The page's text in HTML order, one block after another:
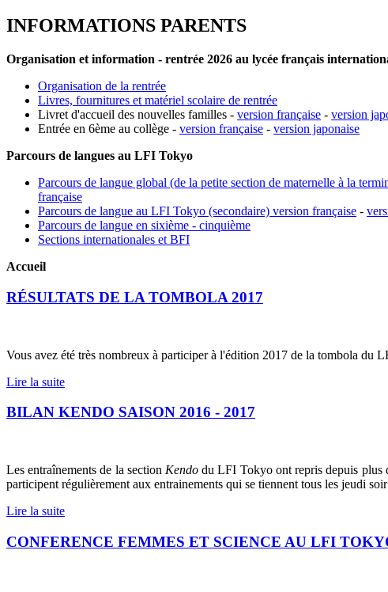
INFORMATIONS PARENTS
Organisation et information - rentrée 2026 au lycée français
Organisation de la rentrée
Livres, fournitures et matériel scolaire de rentrée
Livret d'accueil des nouvelles familles - version française - version
Entrée en 6ème au collège - version française - version japonaise
Parcours de langues au LFI Tokyo
Parcours de langue global (de la petite section de maternelle à la
française
Parcours de langue au LFI Tokyo (secondaire) version française -
Parcours de langue en sixième - cinquième
Sections internationales et BFI
Accueil
RÉSULTATS DE LA TOMBOLA 2017
Vous avez été très nombreux à participer à l'édition 2017 de la tombola du
Lire la suite
BILAN KENDO SAISON 2016 - 2017
Les entraînements de la section Kendo du LFI Tokyo ont repris depuis plus
participent régulièrement aux entrainements qui se tiennent tous les jeudi
Lire la suite
CONFERENCE FEMMES ET SCIENCE AU LFI